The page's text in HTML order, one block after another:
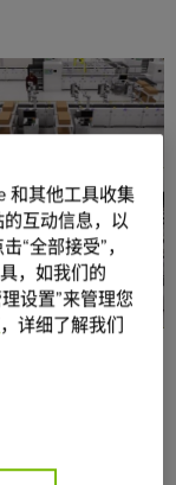
新的一座虚拟工
拉哈拉的一家新
和其他工具收集
互动信息，以
“全部接受”，
，如我们的
设置”来管理您
，详细了解我们